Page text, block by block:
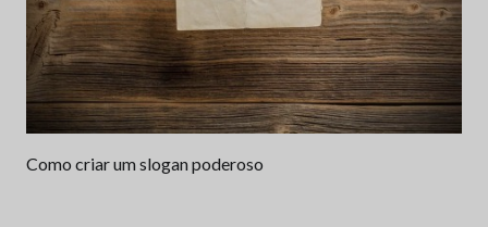
Como criar um slogan poderoso